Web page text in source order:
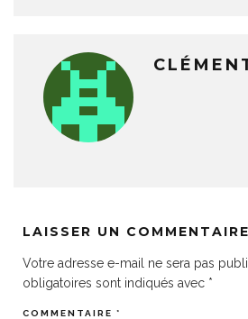
LAISSER UN COMMENTAIRE
Votre adresse e-mail ne sera pas
obligatoires sont indiqués avec *
COMMENTAIRE *